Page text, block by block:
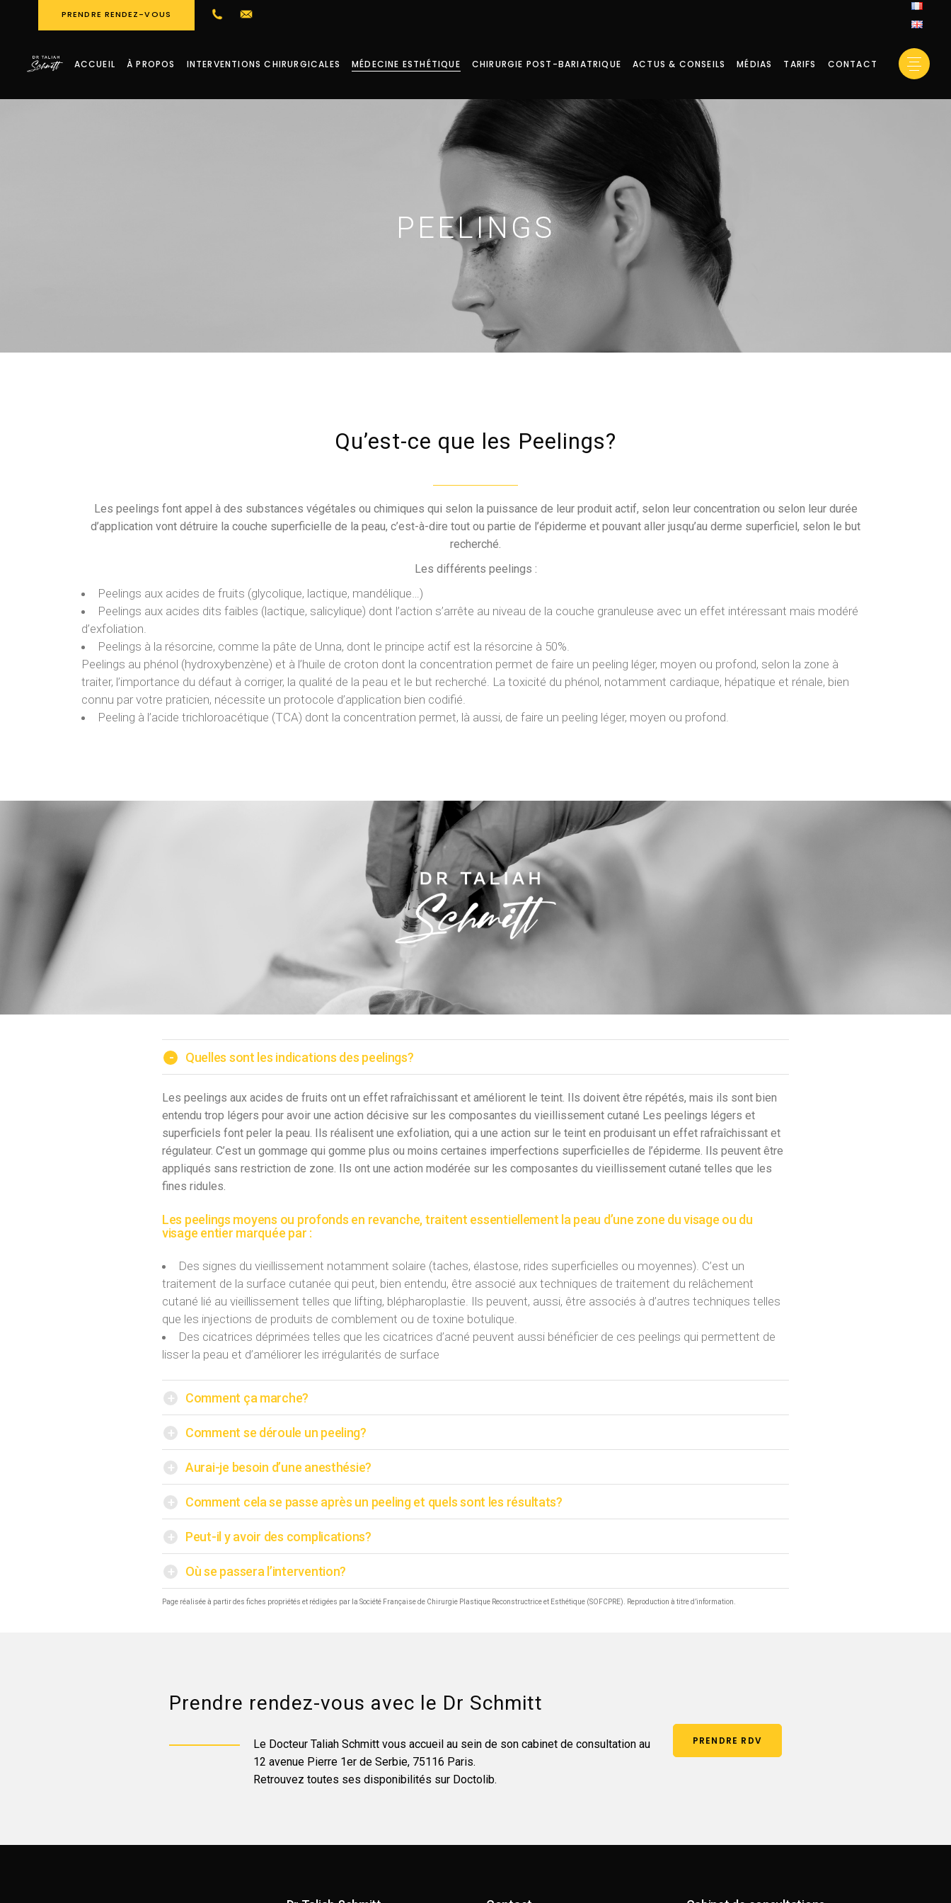
PRENDRE RENDEZ-VOUS
ACCUEIL À PROPOS INTERVENTIONS CHIRURGICALES MÉDECINE ESTHÉTIQUE
Traitement de la Transpiration Excessive
CHIRURGIE POST-BARIATRIQUE ACTUS & CONSEILS MÉDIAS TARIFS CONTACT
PEELINGS
Qu’est-ce que les Peelings?
Les peelings font appel à des substances végétales ou chimiques qui selon la puissance de leur produit actif, selon leur concentration ou selon leur durée
d’application vont détruire la couche superficielle de la peau, c’est-à-dire tout ou partie de l’épiderme et pouvant aller jusqu’au derme superficiel, selon le but
recherché.
Les différents peelings :
Peelings aux acides de fruits (glycolique, lactique, mandélique…)
Peelings aux acides dits faibles (lactique, salicylique) dont l’action s’arrête au niveau de la couche granuleuse avec un effet intéressant mais modéré
d’exfoliation.
Peelings à la résorcine, comme la pâte de Unna, dont le principe actif est la résorcine à 50%.
Peelings au phénol (hydroxybenzène) et à l’huile de croton dont la concentration permet de faire un peeling léger, moyen ou profond, selon la zone à
traiter, l’importance du défaut à corriger, la qualité de la peau et le but recherché. La toxicité du phénol, notamment cardiaque, hépatique et rénale, bien
connu par votre praticien, nécessite un protocole d’application bien codifié.
Peeling à l’acide trichloroacétique (TCA) dont la concentration permet, là aussi, de faire un peeling léger, moyen ou profond.
- Quelles sont les indications des peelings?
Les peelings aux acides de fruits ont un effet rafraîchissant et améliorent le teint. Ils doivent être répétés, mais ils sont bien
entendu trop légers pour avoir une action décisive sur les composantes du vieillissement cutané Les peelings légers et
superficiels font peler la peau. Ils réalisent une exfoliation, qui a une action sur le teint en produisant un effet rafraîchissant et
régulateur. C’est un gommage qui gomme plus ou moins certaines imperfections superficielles de l’épiderme. Ils peuvent être
appliqués sans restriction de zone. Ils ont une action modérée sur les composantes du vieillissement cutané telles que les
fines ridules.
Les peelings moyens ou profonds en revanche, traitent essentiellement la peau d’une zone du visage ou du
visage entier marquée par :
Des signes du vieillissement notamment solaire (taches, élastose, rides superficielles ou moyennes). C’est un
traitement de la surface cutanée qui peut, bien entendu, être associé aux techniques de traitement du relâchement
cutané lié au vieillissement telles que lifting, blépharoplastie. Ils peuvent, aussi, être associés à d’autres techniques telles
que les injections de produits de comblement ou de toxine botulique.
Des cicatrices déprimées telles que les cicatrices d’acné peuvent aussi bénéficier de ces peelings qui permettent de
lisser la peau et d’améliorer les irrégularités de surface
+ Comment ça marche?
+ Comment se déroule un peeling?
+ Aurai-je besoin d’une anesthésie?
+ Comment cela se passe après un peeling et quels sont les résultats?
+ Peut-il y avoir des complications?
+ Où se passera l’intervention?
Page réalisée à partir des fiches propriétés et rédigées par la Société Française de Chirurgie Plastique Reconstructrice et Esthétique (SOFCPRE). Reproduction à titre d’information.
Prendre rendez-vous avec le Dr Schmitt
Le Docteur Taliah Schmitt vous accueil au sein de son cabinet de consultation au
12 avenue Pierre 1er de Serbie, 75116 Paris.
Retrouvez toutes ses disponibilités sur Doctolib.
PRENDRE RDV